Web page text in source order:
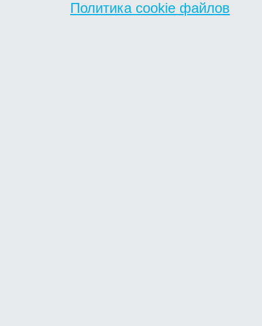
Политика cookie файлов